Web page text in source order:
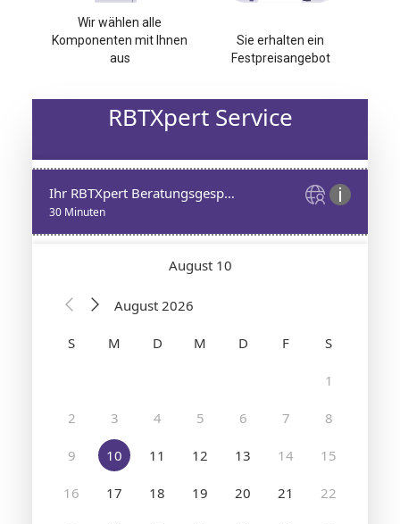
Wir wählen alle
Komponenten mit Ihnen
aus
Sie erhalten ein
Festpreisangebot